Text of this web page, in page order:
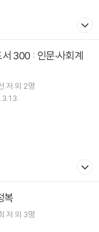
저 외 2명
복
저 외 3명